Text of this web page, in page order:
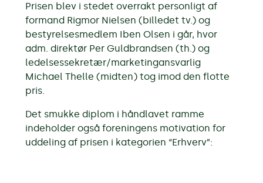
Prisen blev i stedet overrakt personligt af
formand Rigmor Nielsen (billedet tv.) og
bestyrelsesmedlem Iben Olsen i går, hvor
adm. direktør Per Guldbrandsen (th.) og
ledelsessekretær/marketingansvarlig
Michael Thelle (midten) tog imod den flotte
pris.
Det smukke diplom i håndlavet ramme
indeholder også foreningens motivation for
uddeling af prisen i kategorien “Erhverv”: